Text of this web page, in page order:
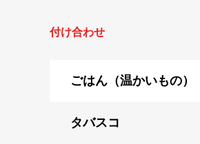
付け合わせ
ごはん（温かいもの）
タバスコ